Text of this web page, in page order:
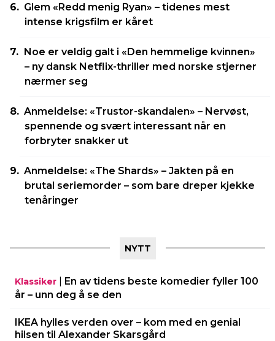
Glem «Redd menig Ryan» – tidenes mest
intense krigsfilm er kåret
Noe er veldig galt i «Den hemmelige kvinnen»
– ny dansk Netflix-thriller med norske stjerner
nærmer seg
Anmeldelse: «Trustor-skandalen» – Nervøst,
spennende og svært interessant når en
forbryter snakker ut
Anmeldelse: «The Shards» – Jakten på en
brutal seriemorder – som bare dreper kjekke
tenåringer
NYTT
Klassiker
En av tidens beste komedier fyller 100
år – unn deg å se den
IKEA hylles verden over – kom med en genial
hilsen til Alexander Skarsgård